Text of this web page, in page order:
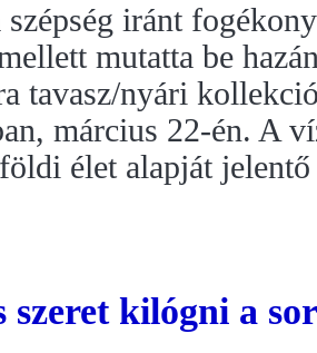
szépség iránt
mutatta be
tavasz/nyári
március 22-én. A
élet alapját
szeret kilógni a